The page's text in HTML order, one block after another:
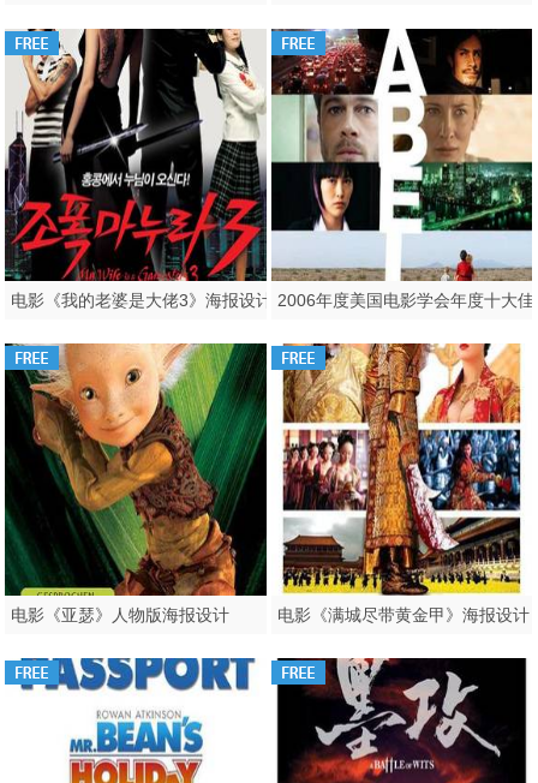
电影《我的老婆是大佬3》海报设计
电影《亚瑟》人物版海报设计 电影《满城尽带黄金甲》海报设计